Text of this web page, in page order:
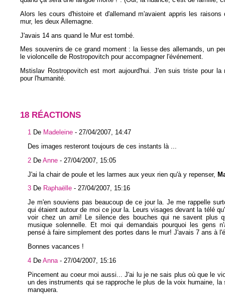
Alors les cours d'histoire et d'allemand m'avaient appris les raisons
mur, les deux Allemagne.
J'avais 14 ans quand le Mur est tombé.
Mes souvenirs de ce grand moment : la liesse des allemands, un
le violoncelle de Rostropovitch pour accompagner l'événement.
Mstislav Rostropovitch est mort aujourd'hui. J'en suis triste pour la
pour l'humanité.
18 RÉACTIONS
1 De Madeleine - 27/04/2007, 14:47
Des images resteront toujours de ces instants là ...
2 De Anne - 27/04/2007, 15:05
J'ai la chair de poule et les larmes aux yeux rien qu'à y repenser,
3 De Raphaëlle - 27/04/2007, 15:16
Je m'en souviens pas beaucoup de ce jour la. Je me rappelle
qui étaient autour de moi ce jour la. Leurs visages devant la télé
voir chez un ami! Le silence des bouches qui ne savent plus
musique solennelle. Et moi qui demandais pourquoi les gens
pensé à faire simplement des portes dans le mur! J'avais 7 ans à
Bonnes vacances !
4 De Anna - 27/04/2007, 15:16
Pincement au coeur moi aussi... J'ai lu je ne sais plus où que le
un des instruments qui se rapproche le plus de la voix humaine, la
manquera.